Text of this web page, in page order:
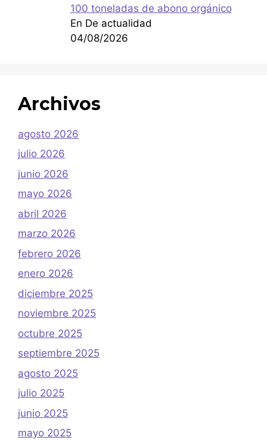
100 toneladas de abono orgánico
En De actualidad
04/08/2026
Archivos
agosto 2026
julio 2026
junio 2026
mayo 2026
abril 2026
marzo 2026
febrero 2026
enero 2026
diciembre 2025
noviembre 2025
octubre 2025
septiembre 2025
agosto 2025
julio 2025
junio 2025
mayo 2025